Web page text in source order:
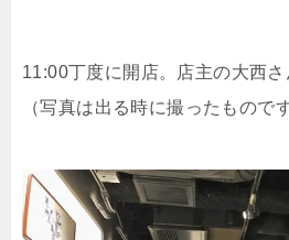
11:00丁度に開店。店主の大西さ
（写真は出る時に撮ったものです